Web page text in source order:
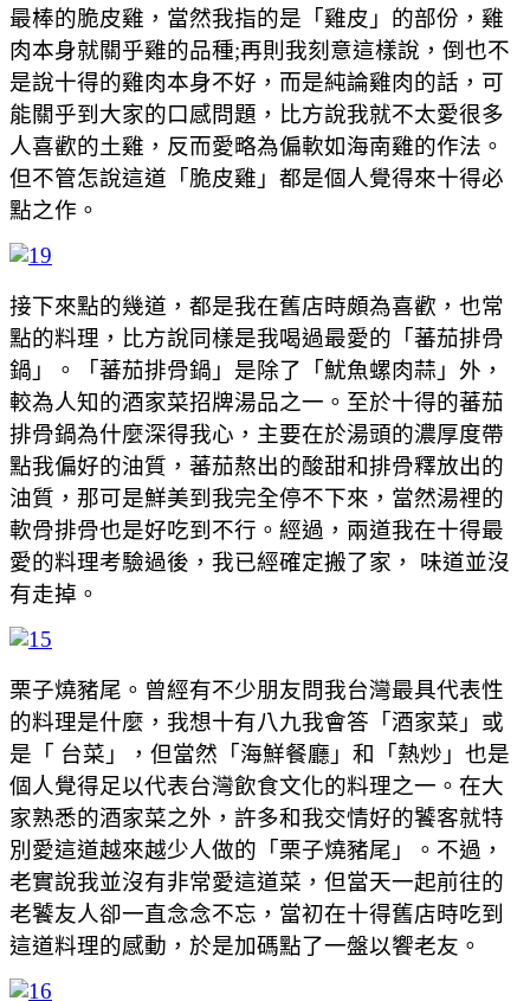
最棒的脆皮雞，當然我指的是「雞皮」的部份，雞
肉本身就關乎雞的品種;再則我刻意這樣說，倒也不
是說十得的雞肉本身不好，而是純論雞肉的話，可
能關乎到大家的口感問題，比方說我就不太愛很多
人喜歡的土雞，反而愛略為偏軟如海南雞的作法。
但不管怎說這道「脆皮雞」都是個人覺得來十得必
點之作。
接下來點的幾道，都是我在舊店時頗為喜歡，也常
點的料理，比方說同樣是我喝過最愛的「蕃茄排骨
鍋」。「蕃茄排骨鍋」是除了「魷魚螺肉蒜」外，
較為人知的酒家菜招牌湯品之一。至於十得的蕃茄
排骨鍋為什麼深得我心，主要在於湯頭的濃厚度帶
點我偏好的油質，蕃茄熬出的酸甜和排骨釋放出的
油質，那可是鮮美到我完全停不下來，當然湯裡的
軟骨排骨也是好吃到不行。經過，兩道我在十得最
愛的料理考驗過後，我已經確定搬了家， 味道並沒
有走掉。
栗子燒豬尾。曾經有不少朋友問我台灣最具代表性
的料理是什麼，我想十有八九我會答「酒家菜」或
是「 台菜」，但當然「海鮮餐廳」和「熱炒」也是
個人覺得足以代表台灣飲食文化的料理之一。在大
家熟悉的酒家菜之外，許多和我交情好的饕客就特
別愛這道越來越少人做的「栗子燒豬尾」。不過，
老實說我並沒有非常愛這道菜，但當天一起前往的
老饕友人卻一直念念不忘，當初在十得舊店時吃到
這道料理的感動，於是加碼點了一盤以饗老友。